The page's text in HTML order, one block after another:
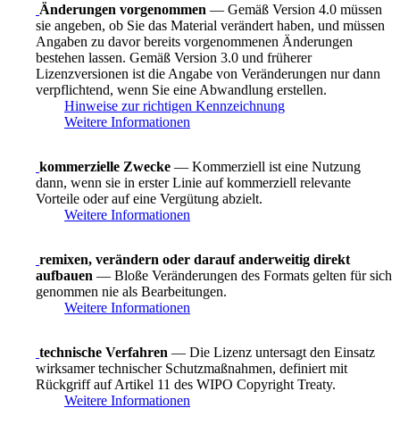
Änderungen vorgenommen — Gemäß Version 4.0 müssen
sie angeben, ob Sie das Material verändert haben, und müssen
Angaben zu davor bereits vorgenommenen Änderungen
bestehen lassen. Gemäß Version 3.0 und früherer
Lizenzversionen ist die Angabe von Veränderungen nur dann
verpflichtend, wenn Sie eine Abwandlung erstellen.
Hinweise zur richtigen Kennzeichnung
Weitere Informationen
kommerzielle Zwecke — Kommerziell ist eine Nutzung
dann, wenn sie in erster Linie auf kommerziell relevante
Vorteile oder auf eine Vergütung abzielt.
Weitere Informationen
remixen, verändern oder darauf anderweitig direkt
aufbauen — Bloße Veränderungen des Formats gelten für sich
genommen nie als Bearbeitungen.
Weitere Informationen
technische Verfahren — Die Lizenz untersagt den Einsatz
wirksamer technischer Schutzmaßnahmen, definiert mit
Rückgriff auf Artikel 11 des WIPO Copyright Treaty.
Weitere Informationen